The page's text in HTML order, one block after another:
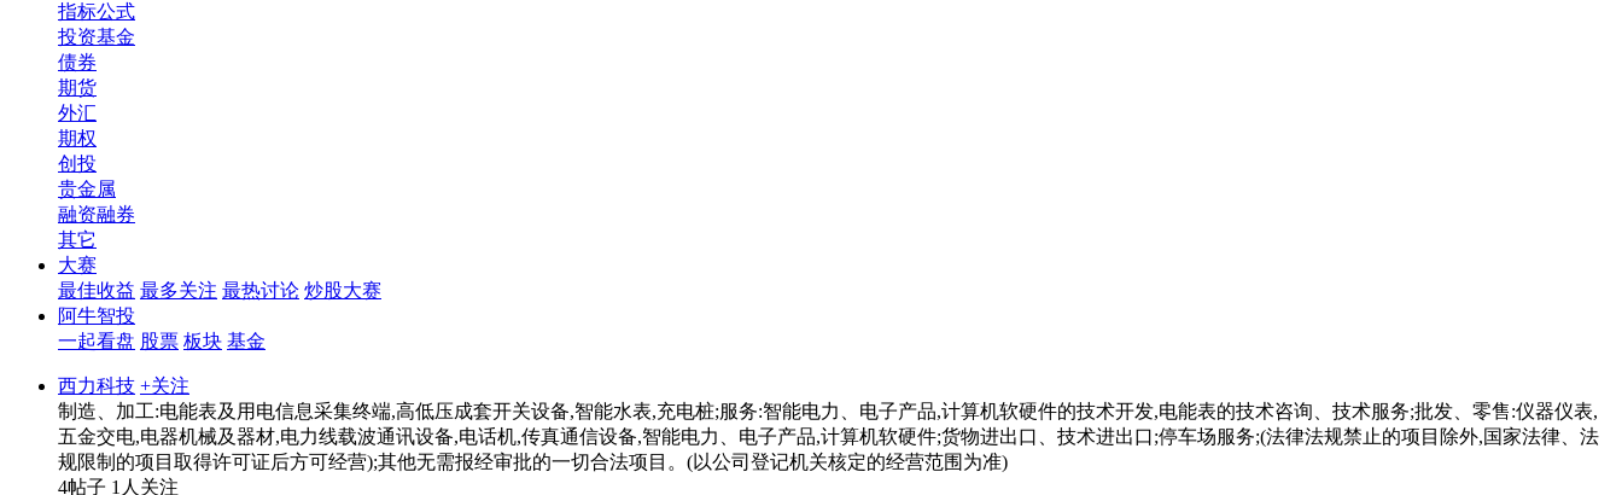
指标公式
投资基金
债券
期货
外汇
期权
创投
贵金属
融资融券
其它
大赛
最佳收益 最多关注 最热讨论 炒股大赛
阿牛智投
一起看盘 股票 板块 基金
西力科技 +关注
制造、加工:电能表及用电信息采集终端,高低压成套开关设备,智能水表,充电桩;服务:智能电力、电子产品,计算机软硬件的技术开发,电能表的技术咨询、技术服务;批发、零售:仪器仪表,
五金交电,电器机械及器材,电力线载波通讯设备,电话机,传真通信设备,智能电力、电子产品,计算机软硬件;货物进出口、技术进出口;停车场服务;(法律法规禁止的项目除外,国家法律、法
规限制的项目取得许可证后方可经营);其他无需报经审批的一切合法项目。(以公司登记机关核定的经营范围为准)
4帖子 1人关注